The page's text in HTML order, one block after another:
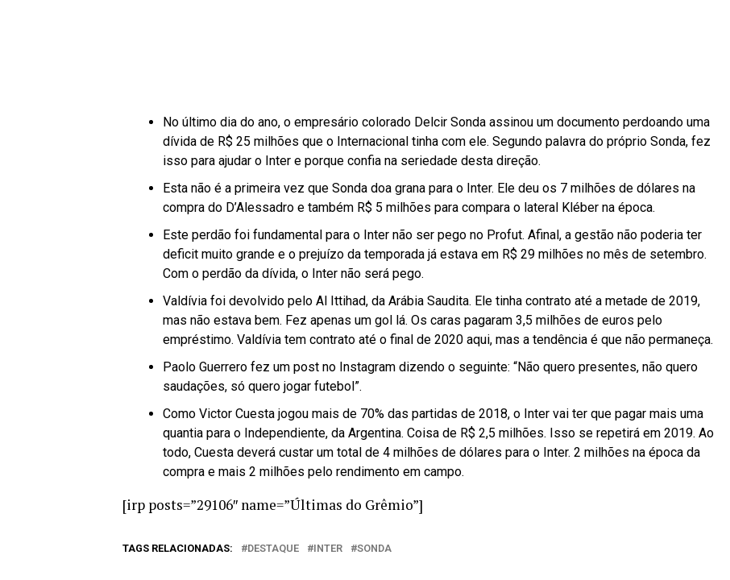
No último dia do ano, o empresário colorado Delcir Sonda assinou um documento perdoando uma
dívida de R$ 25 milhões que o Internacional tinha com ele. Segundo palavra do próprio Sonda, fez
isso para ajudar o Inter e porque confia na seriedade desta direção.
Esta não é a primeira vez que Sonda doa grana para o Inter. Ele deu os 7 milhões de dólares na
compra do D’Alessadro e também R$ 5 milhões para compara o lateral Kléber na época.
Este perdão foi fundamental para o Inter não ser pego no Profut. Afinal, a gestão não poderia ter
deficit muito grande e o prejuízo da temporada já estava em R$ 29 milhões no mês de setembro.
Com o perdão da dívida, o Inter não será pego.
Valdívia foi devolvido pelo Al Ittihad, da Arábia Saudita. Ele tinha contrato até a metade de 2019,
mas não estava bem. Fez apenas um gol lá. Os caras pagaram 3,5 milhões de euros pelo
empréstimo. Valdívia tem contrato até o final de 2020 aqui, mas a tendência é que não permaneça.
Paolo Guerrero fez um post no Instagram dizendo o seguinte: “Não quero presentes, não quero
saudações, só quero jogar futebol”.
Como Victor Cuesta jogou mais de 70% das partidas de 2018, o Inter vai ter que pagar mais uma
quantia para o Independiente, da Argentina. Coisa de R$ 2,5 milhões. Isso se repetirá em 2019. Ao
todo, Cuesta deverá custar um total de 4 milhões de dólares para o Inter. 2 milhões na época da
compra e mais 2 milhões pelo rendimento em campo.
[irp posts=”29106″ name=”Últimas do Grêmio”]
TAGS RELACIONADAS: DESTAQUE INTER SONDA